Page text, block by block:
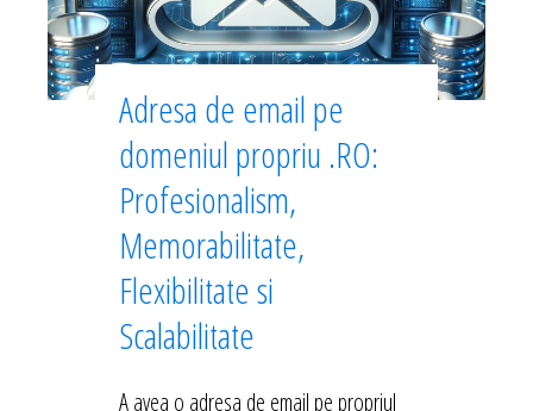
Adresa de email pe
domeniul propriu .RO:
Profesionalism,
Memorabilitate,
Flexibilitate si
Scalabilitate
A avea o adresa de email pe propriul